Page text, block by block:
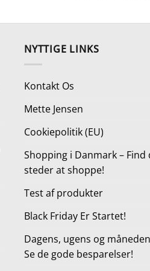
NYTTIGE LINKS
Kontakt Os
Mette Jensen
Cookiepolitik (EU)
Shopping i Danmark – Find
steder at shoppe!
Test af produkter
Black Friday Er Startet!
Dagens, ugens og
Se de gode besparelser!